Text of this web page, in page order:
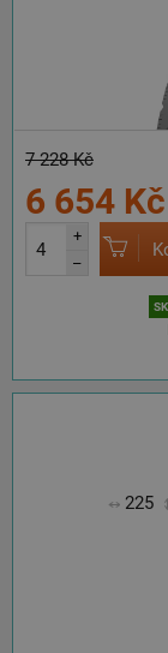
7 228 Kč
6 654 Kč
+
–
225